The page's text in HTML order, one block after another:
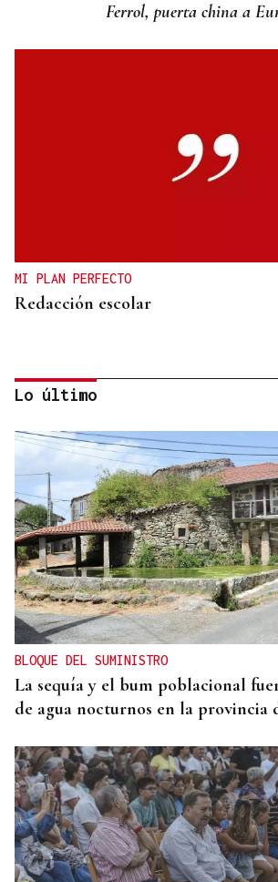
Ferrol, puerta china a
MI PLAN PERFECTO
Redacción escolar
Jenaro Castro
TRAZADO HORIZONTAL
El sueño de una noche de
Lo último
BLOQUE DEL SUMINISTRO
La sequía y el bum poblacional
de agua nocturnos en la provincia